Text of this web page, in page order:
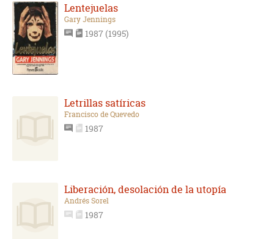
Lentejuelas
Gary Jennings
1987 (1995)
Letrillas satíricas
Francisco de Quevedo
1987
Liberación, desolación de la utopía
Andrés Sorel
1987